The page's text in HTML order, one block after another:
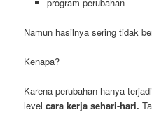
Namun hasilnya sering tidak
Kenapa?
Karena perubahan hanya
levelcara kerja sehari-hari.